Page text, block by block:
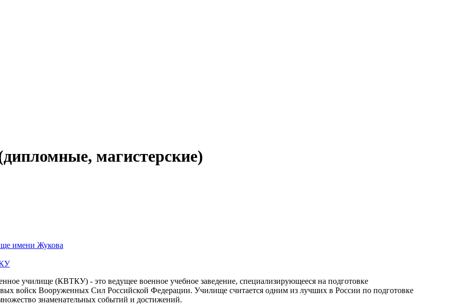
магистерские)
имени Жукова
училище (КВТКУ) - это ведущее военное учебное заведение, специализирующееся на подготовке
войск Вооруженных Сил Российской Федерации. Училище считается одним из лучших в России по подготовке
знаменательных событий и достижений.